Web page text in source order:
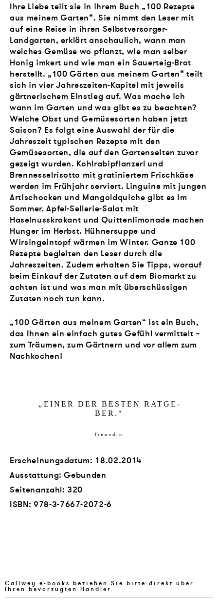
Ihre Liebe teilt sie in ihrem Buch „100 Rezepte
aus meinem Garten“. Sie nimmt den Leser mit
auf eine Reise in ihren Selbstversorger-
Landgarten, erklärt anschaulich, wann man
welches Gemüse wo pflanzt, wie man selber
Honig imkert und wie man ein Sauerteig-Brot
herstellt. „100 Gärten aus meinem Garten“ teilt
sich in vier Jahreszeiten-Kapitel mit jeweils
gärtnerischem Einstieg auf. Was mache ich
wann im Garten und was gibt es zu beachten?
Welche Obst und Gemüsesorten haben jetzt
Saison? Es folgt eine Auswahl der für die
Jahreszeit typischen Rezepte mit den
Gemüsesorten, die auf den Gartenseiten zuvor
gezeigt wurden. Kohlrabipflanzerl und
Brennesselrisotto mit gratiniertem Frischkäse
werden im Frühjahr serviert. Linguine mit jungen
Artischocken und Mangoldquiche gibt es im
Sommer. Apfel-Sellerie-Salat mit
Haselnusskrokant und Quittenlimonade machen
Hunger im Herbst. Hühnersuppe und
Wirsingeintopf wärmen im Winter. Ganze 100
Rezepte begleiten den Leser durch die
Jahreszeiten. Zudem erhalten Sie Tipps, worauf
beim Einkauf der Zutaten auf dem Biomarkt zu
achten ist und was man mit überschüssigen
Zutaten noch tun kann.
„100 Gärten aus meinem Garten“ ist ein Buch,
das Ihnen ein einfach gutes Gefühl vermittelt –
zum Träumen, zum Gärtnern und vor allem zum
Nachkochen!
„ EI­NER DER BES­TEN RAT­GE­
BER. “
freundin
Erscheinungsdatum: 18.02.2014
Ausstattung: Gebunden
Seitenanzahl:320
ISBN: 978-3-7667-2072-6
Callwey e-books beziehen Sie bitte direkt über
Ihren bevorzugten Händler.